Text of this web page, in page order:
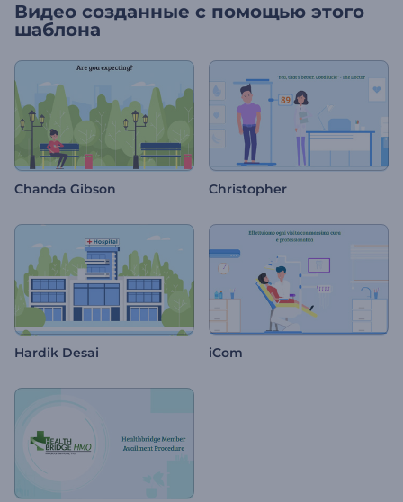
Видео созданные с помощью этого
шаблона
Chanda Gibson Christopher
Hardik Desai iCom